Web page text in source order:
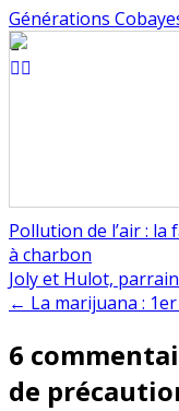
Générations
Pollution de l’air :
à charbon
Navigation
de
l’article
Joly et Hulot,
← La marijuana :
6
de